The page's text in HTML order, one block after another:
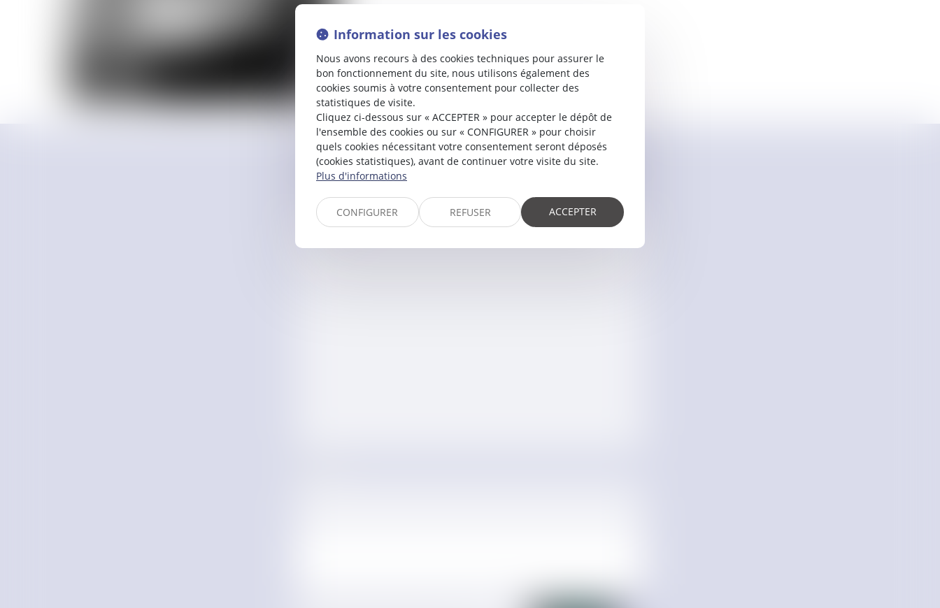
ContacterCarole CONORT
Information sur les cookies
Nous avons recours à des cookies techniques pour assurer le
bon fonctionnement du site, nous utilisons également des
cookies soumis à votre consentement pour collecter des
statistiques de visite.
Cliquez ci-dessous sur « ACCEPTER » pour accepter le dépôt de
l'ensemble des cookies ou sur « CONFIGURER » pour choisir
quels cookies nécessitant votre consentement seront déposés
(cookies statistiques), avant de continuer votre visite du site.
Plus d'informations
CONFIGURER REFUSER ACCEPTER